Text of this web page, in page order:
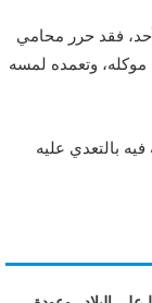
فقد حرر محامي
وتعمده لمسه
بالتعدي عليه